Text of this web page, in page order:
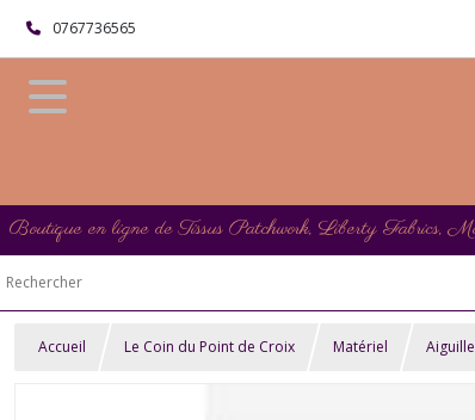
0767736565
Boutique en ligne de Tissus Patchwork, Liberty Fabrics,
Accueil Le Coin du Point de Croix Matériel